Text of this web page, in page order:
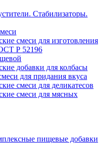
Стабилизаторы.
смеси для изготовления
Р 52196
добавки для колбасы
для придания вкуса
смеси для деликатесов
смеси для мясных
пищевые добавки